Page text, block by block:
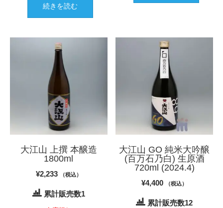
続きを読む
大江山 上撰 本醸造
1800ml
¥2,233 （税込）
累計販売数1
大江山 GO 純米大吟醸
(百万石乃白) 生原酒
720ml (2024.4)
¥4,400 （税込）
累計販売数12